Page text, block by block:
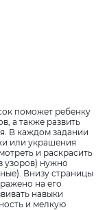
поможет ребенку
а также развить
В каждом задании
или украшения
и раскрасить
узоров) нужно
Внизу страницы
на его
навыки
и мелкую